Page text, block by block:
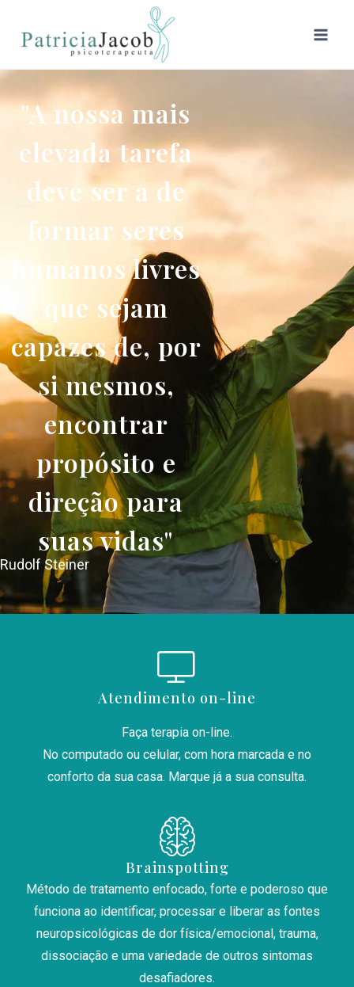
"A nossa mais
elevada tarefa
deve ser a de
formar seres
humanos livres
que sejam
capazes de, por
si mesmos,
encontrar
propósito e
direção para
suas vidas"
Rudolf Steiner
Atendimento on-line
Faça terapia on-line.
No computado ou celular, com hora marcada e no
conforto da sua casa. Marque já a sua consulta.
Brainspotting
Método de tratamento enfocado, forte e poderoso que
funciona ao identificar, processar e liberar as fontes
neuropsicológicas de dor física/emocional, trauma,
dissociação e uma variedade de outros sintomas
desafiadores.